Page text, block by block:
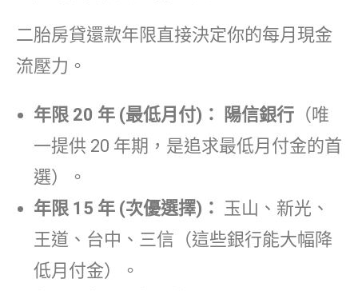
二胎房貸還款年限直接決定你的每月現金
流壓力。
年限 20 年 (最低月付)： 陽信銀行 （唯
一提供 20 年期，是追求最低月付金的首
選）。
年限 15 年 (次優選擇)： 玉山、新光、
王道、台中、三信（這些銀行能大幅降
低月付金）。